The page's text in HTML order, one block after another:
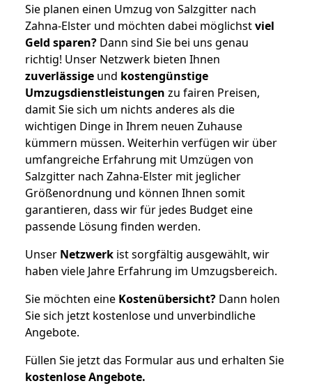
Sie planen einen Umzug von Salzgitter nach
Zahna-Elster und möchten dabei möglichstviel
Geld sparen? Dann sind Sie bei uns genau
richtig! Unser Netzwerk bieten Ihnen
zuverlässige und kostengünstige
Umzugsdienstleistungen zu fairen Preisen,
damit Sie sich um nichts anderes als die
wichtigen Dinge in Ihrem neuen Zuhause
kümmern müssen. Weiterhin verfügen wir über
umfangreiche Erfahrung mit Umzügen von
Salzgitter nach Zahna-Elster mit jeglicher
Größenordnung und können Ihnen somit
garantieren, dass wir für jedes Budget eine
passende Lösung finden werden.
Unser Netzwerk ist sorgfältig ausgewählt, wir
haben viele Jahre Erfahrung im Umzugsbereich.
Sie möchten eine Kostenübersicht? Dann holen
Sie sich jetzt kostenlose und unverbindliche
Angebote.
Füllen Sie jetzt das Formular aus und erhalten Sie
kostenloseAngebote.